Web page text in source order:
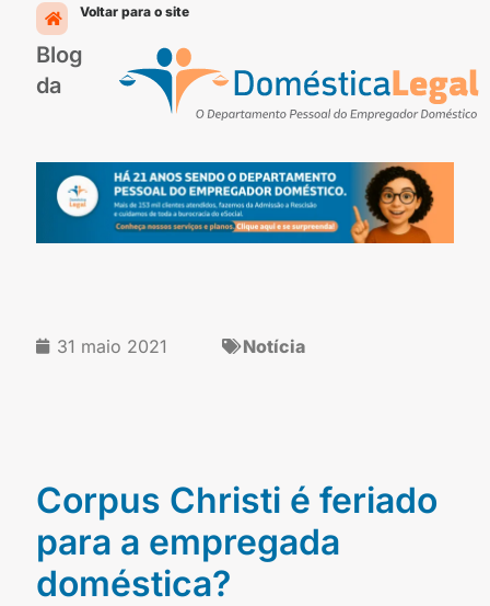
conteúdo
Voltar para o site
Blog
da
31 maio 2021 Notícia
Corpus Christi é feriado
para a empregada
doméstica?